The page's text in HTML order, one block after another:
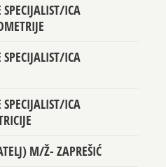
ICA
ICA
ICA
M/Ž- ZAPREŠIĆ